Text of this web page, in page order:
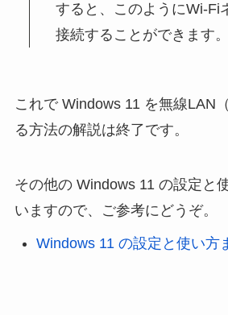
すると、このようにWi-Fi
接続することができます。
これで Windows 11 を無線LAN
る方法の解説は終了です。
その他の Windows 11 の設定と
いますので、ご参考にどうぞ。
Windows 11 の設定と使い方